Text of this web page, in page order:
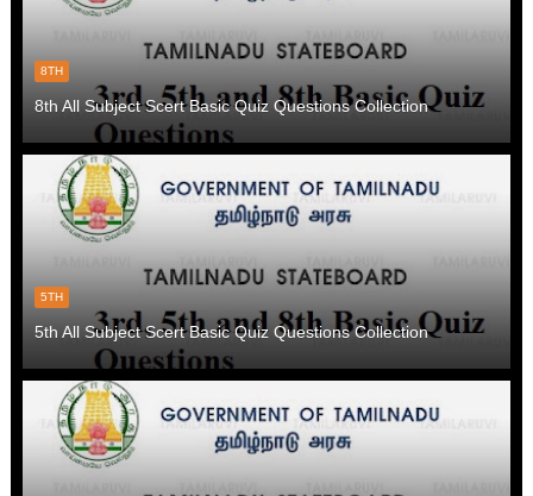
8TH
8th All Subject Scert Basic Quiz Questions Collection
5TH
5th All Subject Scert Basic Quiz Questions Collection